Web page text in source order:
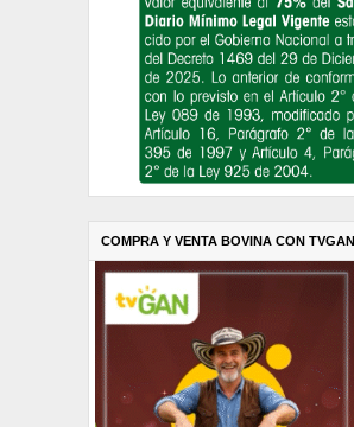
COMPRA Y VENTA BOVINA CON TVGAN